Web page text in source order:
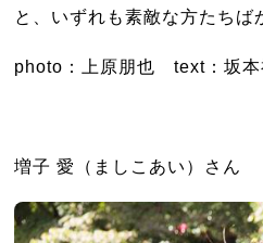
と、いずれも素敵な方たちば
photo：上原朋也 text：坂本
増子 愛（ましこあい）さん